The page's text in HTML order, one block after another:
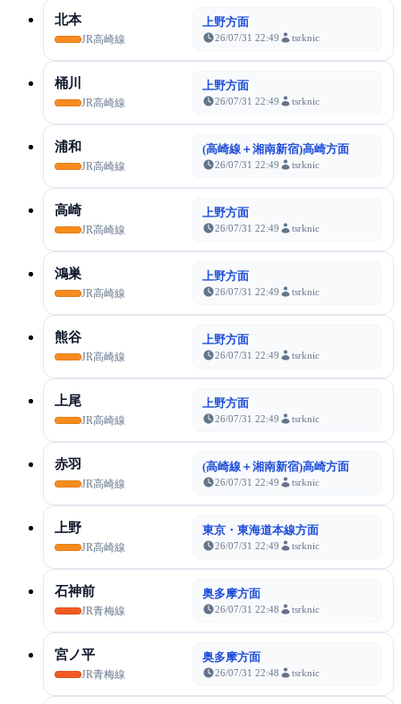
北本
JR高崎線
上野方面
26/07/31 22:49 tsrknic
桶川
JR高崎線
上野方面
26/07/31 22:49 tsrknic
浦和
JR高崎線
(高崎線＋湘南新宿)高崎方面
26/07/31 22:49 tsrknic
高崎
JR高崎線
上野方面
26/07/31 22:49 tsrknic
鴻巣
JR高崎線
上野方面
26/07/31 22:49 tsrknic
熊谷
JR高崎線
上野方面
26/07/31 22:49 tsrknic
上尾
JR高崎線
上野方面
26/07/31 22:49 tsrknic
赤羽
JR高崎線
(高崎線＋湘南新宿)高崎方面
26/07/31 22:49 tsrknic
上野
JR高崎線
東京・東海道本線方面
26/07/31 22:49 tsrknic
石神前
JR青梅線
奥多摩方面
26/07/31 22:48 tsrknic
宮ノ平
JR青梅線
奥多摩方面
26/07/31 22:48 tsrknic